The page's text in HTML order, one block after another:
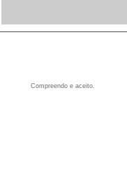
Compreendo e aceito.